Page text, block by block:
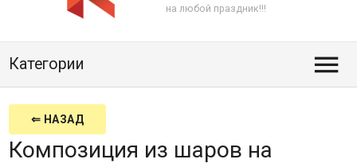
на любой праздник!!!
Категории 
⇐ НАЗАД
Композиция из шаров на